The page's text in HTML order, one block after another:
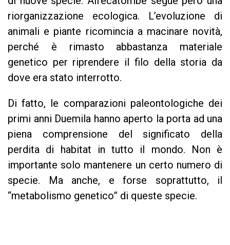
riorganizzazione ecologica. L’evoluzione di
animali e piante ricomincia a macinare novità,
perché è rimasto abbastanza materiale
genetico per riprendere il filo della storia da
dove era stato interrotto.
Di fatto, le comparazioni paleontologiche dei
primi anni Duemila hanno aperto la porta ad una
piena comprensione del significato della
perdita di habitat in tutto il mondo. Non è
importante solo mantenere un certo numero di
specie. Ma anche, e forse soprattutto, il
“metabolismo genetico” di queste specie.